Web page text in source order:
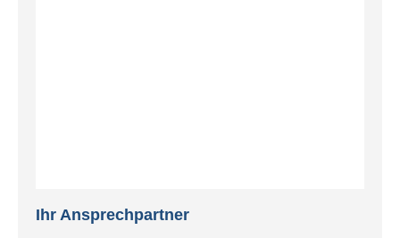
Ihr Ansprechpartner